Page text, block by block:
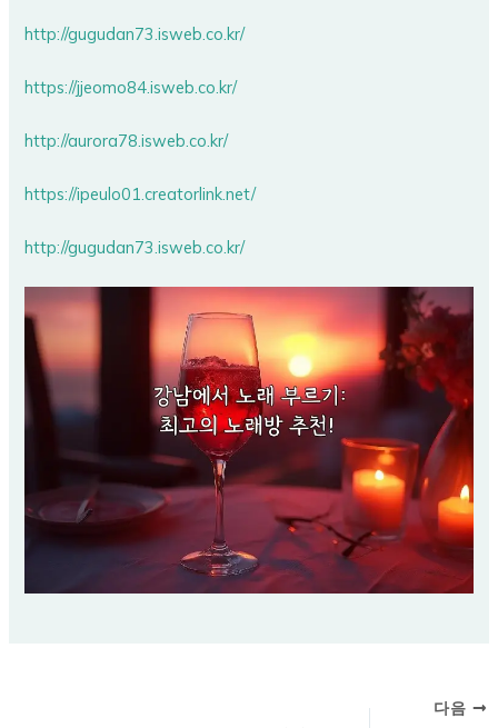
http://gugudan73.isweb.co.kr/
https://jjeomo84.isweb.co.kr/
http://aurora78.isweb.co.kr/
https://ipeulo01.creatorlink.net/
http://gugudan73.isweb.co.kr/
다음